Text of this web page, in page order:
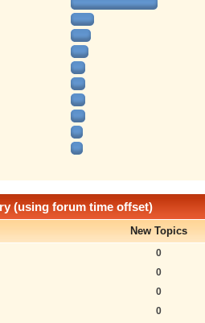
(using forum time offset)
New Topics
0
0
0
0